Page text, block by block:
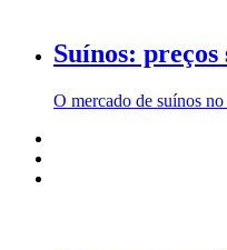
Suínos:
O mercado de suínos